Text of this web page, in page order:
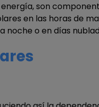
son
en las horas de
noche o en días